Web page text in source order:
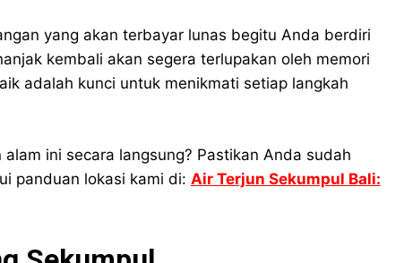
yang akan terbayar lunas begitu Anda berdiri
kembali akan segera terlupakan oleh memori
adalah kunci untuk menikmati setiap langkah
ini secara langsung? Pastikan Anda sudah
panduan lokasi kami di: Air Terjun Sekumpul Bali: